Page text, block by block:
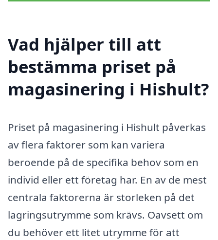
Vad hjälper till att
bestämma priset på
magasinering i Hishult?
Priset på magasinering i Hishult påverkas
av flera faktorer som kan variera
beroende på de specifika behov som en
individ eller ett företag har. En av de mest
centrala faktorerna är storleken på det
lagringsutrymme som krävs. Oavsett om
du behöver ett litet utrymme för att